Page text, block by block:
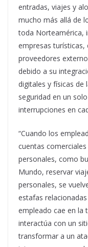
entradas, viajes y
mucho más allá de
toda Norteamérica,
empresas
proveedores
debido a su
digitales y físicas de
seguridad en un
interrupciones en
“Cuando los
cuentas
personales, como
Mundo, reservar
personales, se
estafas
empleado cae en la
interactúa con un
transformar a un